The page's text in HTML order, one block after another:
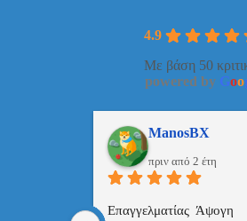
4.9
Με βάση 50
powered by Goo
ManosBX
πριν από 2 έτη
Επαγγελματίας  Άψογη